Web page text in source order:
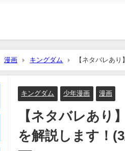
漫画 キングダム 【ネタバレあ
キングダム 少年漫画 漫画
【ネタバレあり
を解説します！